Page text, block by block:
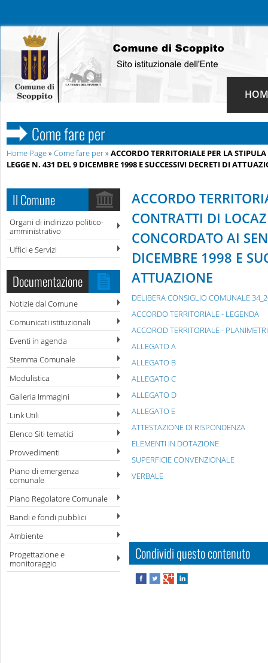
Come fare per
Home Page» Come fare per» ACCORDO TERRITORIALE PER LA
LEGGE N. 431 DEL 9 DICEMBRE 1998 E SUCCESSIVI DECRETI DI
Il Comune
Organi di indirizzo politico-
amministrativo
Uffici e Servizi
Documentazione
Notizie dal Comune
Comunicati istituzionali
Eventi in agenda
Stemma Comunale
Modulistica
Galleria Immagini
Link Utili
Elenco Siti tematici
Provvedimenti
Piano di emergenza
comunale
Piano Regolatore Comunale
Bandi e fondi pubblici
Ambiente
Progettazione e
monitoraggio
ACCORDO
CONTRATTI DI
CONCORDATO AI
DICEMBRE 1998 E
ATTUAZIONE
DELIBERA CONSIGLIO COMUNALE
ACCORDO TERRITORIALE - LEGENDA
ACCOROD TERRITORIALE -
ALLEGATO A
ALLEGATO B
ALLEGATO C
ALLEGATO D
ALLEGATO E
ATTESTAZIONE DI RISPONDENZA
ELEMENTI IN DOTAZIONE
SUPERFICIE CONVENZIONALE
VERBALE
Condividi questo contenuto